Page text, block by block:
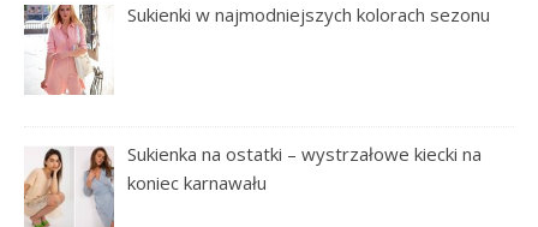
Sukienki w najmodniejszych kolorach sezonu
Sukienka na ostatki – wystrzałowe kiecki na
koniec karnawału